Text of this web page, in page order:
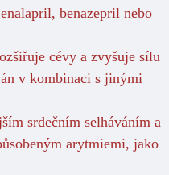
benazepril nebo
cévy a zvyšuje sílu
v kombinaci s jinými
srdečním selháváním a
arytmiemi, jako